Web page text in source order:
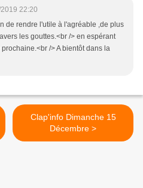
22:20
de rendre l'utile à l'agréable ,de plus
les gouttes.<br /> en espérant
/> A bientôt dans la
Clap'info Dimanche 15
Décembre >